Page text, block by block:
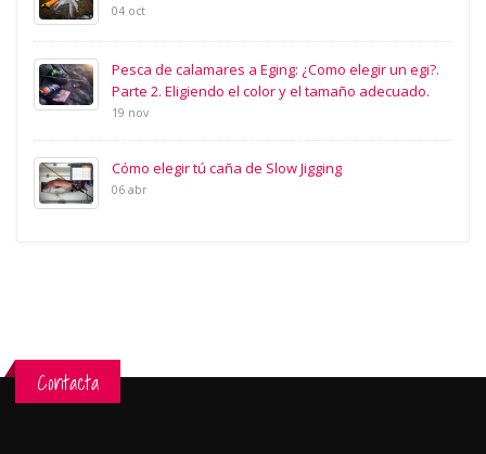
04 oct
Pesca de calamares a Eging: ¿Como elegir un egi?.
Parte 2. Eligiendo el color y el tamaño adecuado.
19 nov
Cómo elegir tú caña de Slow Jigging
06 abr
Contacta